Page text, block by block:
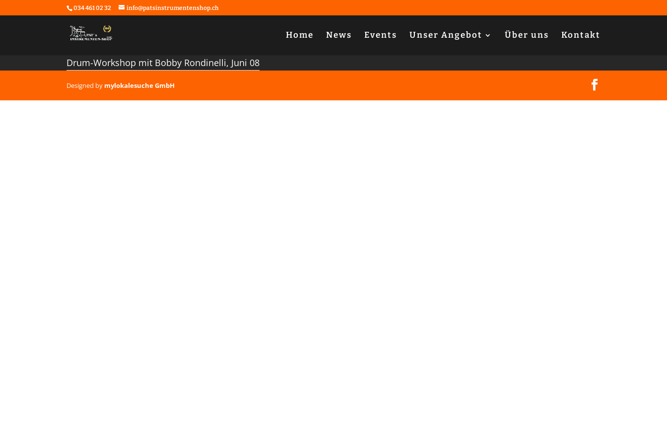
034 461 02 32 info@patsinstrumentenshop.ch
Home News Events Unser Angebot Über uns Kontakt
Drum-Workshop mit Bobby Rondinelli, Juni 08
Designed by mylokalesuche GmbH